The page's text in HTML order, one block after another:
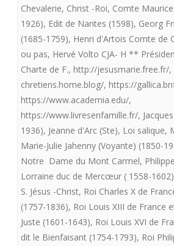
Chevalerie, Christ -Roi, Comte
1926), Edit de Nantes (1598), Georg
(1685-1759), Henri d'Artois Comte de
ou pas, Hervé Volto CJA- H **
Charte de F., http://jesusmarie.free.fr/,
chretiens.home.blog/, https://
https://www.academia.edu/,
https://www.livresenfamille.fr/,
1936), Jeanne d'Arc (Ste), Loi salique,
Marie-Julie Jahenny (Voyante) (1850-
Notre Dame du Mont Carmel,
Lorraine duc de Mercœur ( 1558-1602)
S. Jésus -Christ, Roi Charles X de
(1757-1836), Roi Louis XIII de France
Juste (1601-1643), Roi Louis XVI de
dit le Bienfaisant (1754-1793), Roi